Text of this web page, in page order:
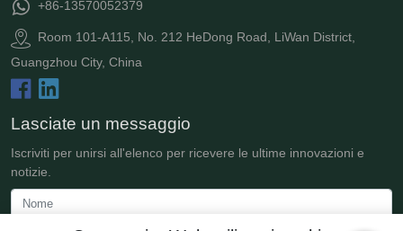
+86-13570052379
Room 101-A115, No. 212 HeDong Road, LiWan District,
Guangzhou City, China
Lasciate un messaggio
Iscriviti per unirsi all'elenco per ricevere le ultime innovazioni e
notizie.